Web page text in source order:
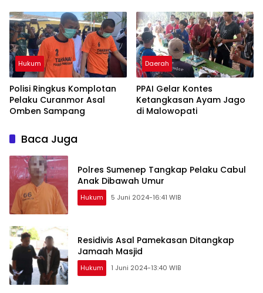
Hukum
Polisi Ringkus Komplotan
Pelaku Curanmor Asal
Omben Sampang
Daerah
PPAI Gelar Kontes
Ketangkasan Ayam Jago
di Malowopati
Baca Juga
Polres Sumenep Tangkap Pelaku Cabul
Anak Dibawah Umur
Hukum 5 Juni 2024-16:41 WIB
Residivis Asal Pamekasan Ditangkap
Jamaah Masjid
Hukum 1 Juni 2024-13:40 WIB